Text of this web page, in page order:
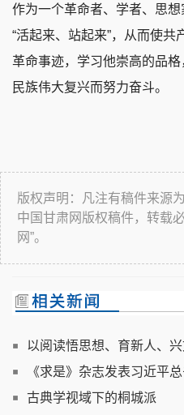
作为一个革命者、学者、思
“活起来、站起来”，从而使
革命事迹，学习他崇高的品
民族伟大复兴而努力奋斗。
版权声明：凡注有稿件来源
中国甘肃网版权稿件，转载
网”。
以阅读悟思想、育新人、
《求是》杂志发表习近平
古典学视域下的桐城派